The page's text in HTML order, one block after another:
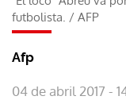
futbolista. / AFP
Afp
04 de abril 2017 -